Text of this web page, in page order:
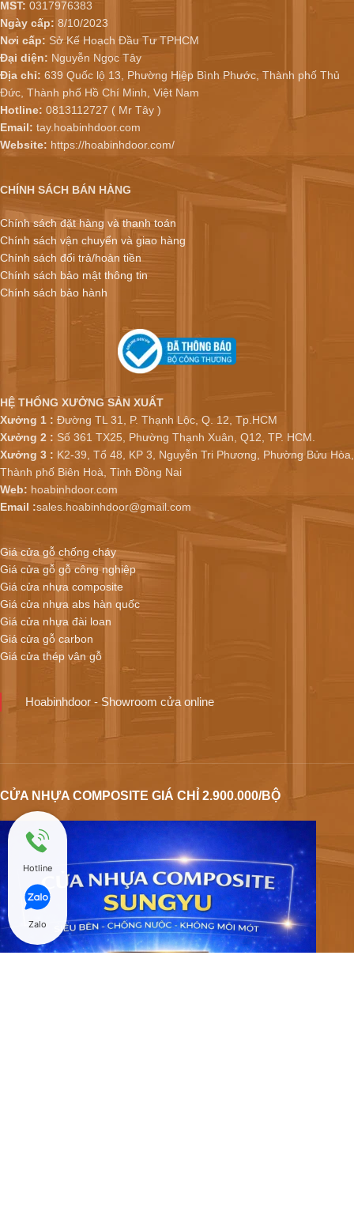
MST: 0317976383
Ngày cấp: 8/10/2023
Nơi cấp: Sở Kế Hoạch Đầu Tư TPHCM
Đại diện: Nguyễn Ngọc Tây
Địa chỉ: 639 Quốc lộ 13, Phường Hiệp Bình Phước, Thành phố Thủ
Đức, Thành phố Hồ Chí Minh, Việt Nam
Hotline: 0813112727 ( Mr Tây )
Email: tay.hoabinhdoor.com
Website: https://hoabinhdoor.com/
CHÍNH SÁCH BÁN HÀNG
Chính sách đặt hàng và thanh toán
Chính sách vận chuyển và giao hàng
Chính sách đổi trả/hoàn tiền
Chính sách bảo mật thông tin
Chính sách bảo hành
HỆ THỐNG XƯỞNG SẢN XUẤT
Xưởng 1 : Đường TL 31, P. Thạnh Lộc, Q. 12, Tp.HCM
Xưởng 2 : Số 361 TX25, Phường Thạnh Xuân, Q12, TP. HCM.
Xưởng 3 : K2-39, Tổ 48, KP 3, Nguyễn Tri Phương, Phường Bửu Hòa,
Thành phố Biên Hoà, Tỉnh Đồng Nai
Web: hoabinhdoor.com
Email :sales.hoabinhdoor@gmail.com
Giá cửa gỗ chống cháy
Giá cửa gỗ gỗ công nghiệp
Giá cửa nhựa composite
Giá cửa nhựa abs hàn quốc
Giá cửa nhựa đài loan
Giá cửa gỗ carbon
Giá cửa thép vân gỗ
Hoabinhdoor - Showroom cửa online
CỬA NHỰA COMPOSITE GIÁ CHỈ 2.900.000/BỘ
Hotline
Zalo